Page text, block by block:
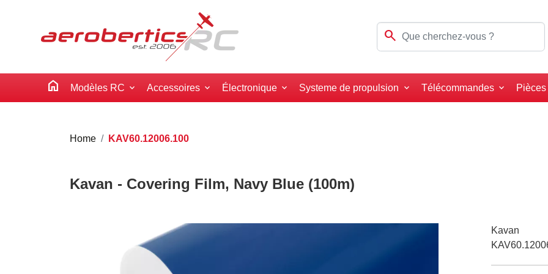
search
home Modèles RC Accessoires Électronique Systeme de propulsion Télécommandes
Home KAV60.12006.100
Kavan - Covering Film, Navy Blue (100m)
Kavan